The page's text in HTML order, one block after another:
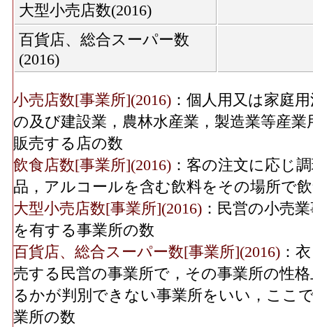
機械器具･従業員数(2016)
機械器具･売り場面積
その他･事業所数(2016)
その他･従業員数(2016)
無店舗･年間商品販売額
(2016)
6,970[
無店舗･事業所数(2016)
無店舗･従業員数(2016)
織物衣服･売り場面積[㎡](2016)
(呉服・服地・寝具、男子服、婦人・子供
を販売用に実際に使用する売場の延床面積
飲食料･年間商品販売額[百万円](2016)：「
品、野菜・果実、食肉、鮮魚、酒、菓子
ける有体商品の年間販売総額
飲食料･事業所数(2016)
実、食肉、鮮魚、酒、菓子・パン、他)」
飲食料･従業員数[人](2016)：「飲食料品小
実、食肉、鮮魚、酒、菓子・パン、他)」
飲食料･売り場面積[㎡](2016)
果実、食肉、鮮魚、酒、菓子・パン、他)
使用する売場の延床面積
機械器具･年間商品販売額[百万円](2016)：
具小売業」 の事業所における有体商品の
大型小売店数(2016)
百貨店、総合スーパー数
(2016)
小売店数[事業所](2016) ：個人用又は家庭
の及び建設業，農林水産業，製造業等産
販売する店の数
飲食店数[事業所](2016) ：客の注文に応じ
品，アルコールを含む飲料をその場所で
大型小売店数[事業所](2016) ：民営の小売
を有する事業所の数
百貨店、総合スーパー数[事業所](2016) ：
売する民営の事業所で，その事業所の性
るかが判別できない事業所をいい，ここ
業所の数